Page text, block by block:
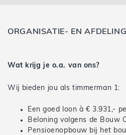
ORGANISATIE- EN
Wat krijg je o.a. van ons?
Wij bieden jou als timmerman 1:
Een goed loon à € 3.931,-
Beloning volgens de Bouw
Pensioenopbouw bij het